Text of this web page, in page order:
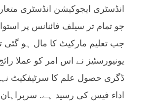
انڈسٹری ایجوکیشن انڈسٹری
جو تمام تر سیلف فائنانس پر
جب تعلیم مارکیٹ کا مال ہو گئی
یونیورسٹیز نے اس امر کو عملا
ڈگری حصول علم کا سرٹیفکیٹ
اداء فیس کی رسید ہے.